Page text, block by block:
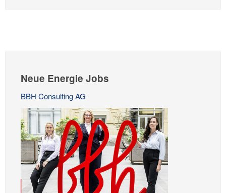
Neue Energie Jobs
BBH Consulting AG